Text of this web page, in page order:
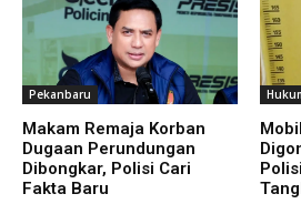
Pekanbaru
Makam Remaja Korban
Dugaan Perundungan
Dibongkar, Polisi Cari
Fakta Baru